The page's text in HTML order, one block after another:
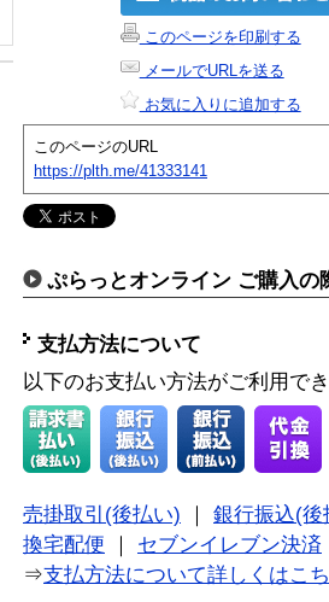
このページを印刷する
メールでURLを送る
お気に入りに追加する
このページのURL
https://plth.me/41333141
ぷらっとオンライン ご購入の
支払方法について
以下のお支払い方法がご利用で
売掛取引(後払い)
銀行振込(後
換宅配便
セブンイレブン決済
⇒支払方法について詳しくはこ